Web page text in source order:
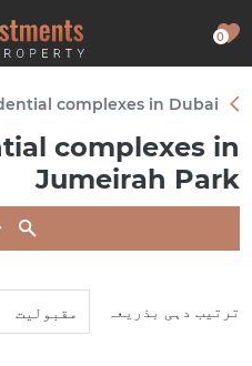
0
complexes in Dubai
complexes in
Jumeirah Park
ترتیب دہی بذریعہ مقبولیت